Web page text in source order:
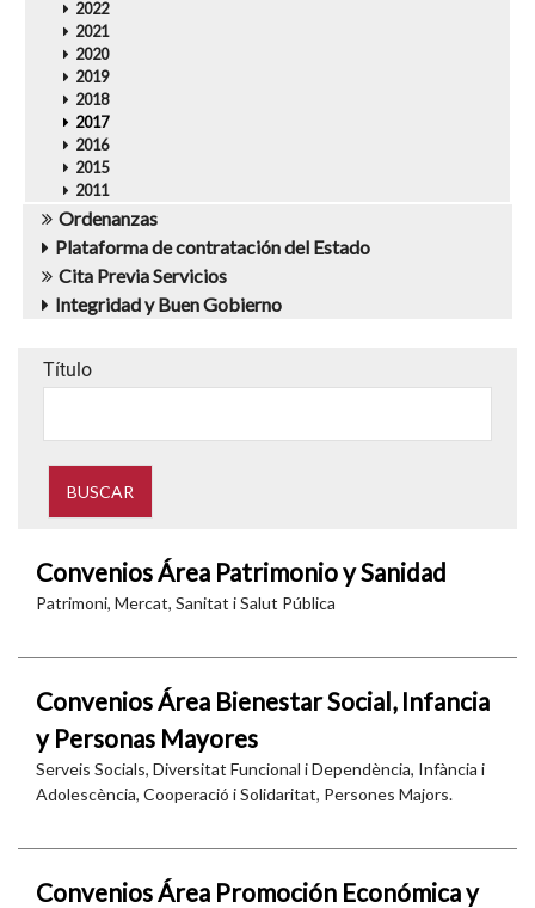
2022
2021
2020
2019
2018
2017
2016
2015
2011
Ordenanzas
Plataforma de contratación del Estado
Cita Previa Servicios
Integridad y Buen Gobierno
Título
Convenios Área Patrimonio y Sanidad
Patrimoni, Mercat, Sanitat i Salut Pública
Convenios Área Bienestar Social, Infancia
y Personas Mayores
Serveis Socials, Diversitat Funcional i Dependència, Infància i
Adolescència, Cooperació i Solidaritat, Persones Majors.
Convenios Área Promoción Económica y